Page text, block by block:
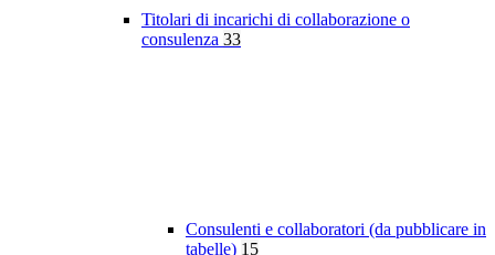
Titolari di incarichi di collaborazione o
consulenza 33
Consulenti e collaboratori (da pubblicare in
tabelle) 15